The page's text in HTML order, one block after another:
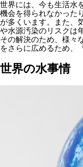
世界には、今も生活水
機会を得られなかった
が多くいます。また、
や水源汚染のリスクは
その解決のため、様々
をさらに広めるため、
世界の水事情